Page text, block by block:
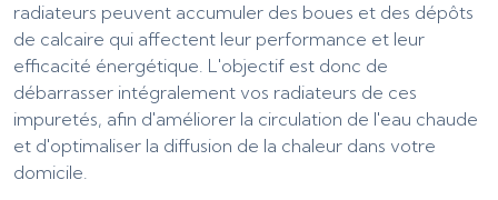
radiateurs peuvent accumuler des boues et des dépôts
de calcaire qui affectent leur performance et leur
efficacité énergétique. L'objectif est donc de
débarrasser intégralement vos radiateurs de ces
impuretés, afin d'améliorer la circulation de l'eau chaude
et d'optimaliser la diffusion de la chaleur dans votre
domicile.